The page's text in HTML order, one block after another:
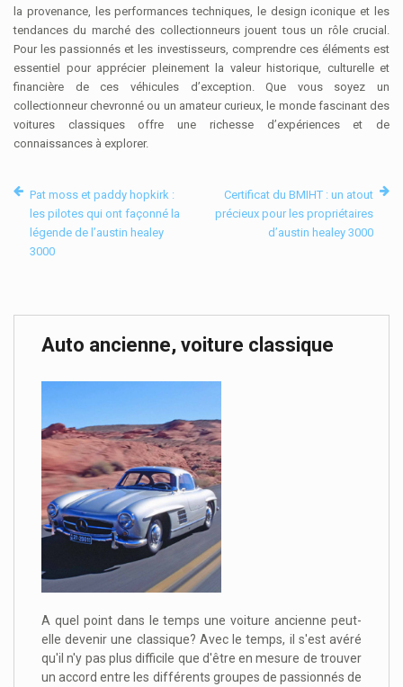
la provenance, les performances techniques, le design iconique et les
tendances du marché des collectionneurs jouent tous un rôle crucial.
Pour les passionnés et les investisseurs, comprendre ces éléments est
essentiel pour apprécier pleinement la valeur historique, culturelle et
financière de ces véhicules d’exception. Que vous soyez un
collectionneur chevronné ou un amateur curieux, le monde fascinant des
voitures classiques offre une richesse d’expériences et de
connaissances à explorer.
Pat moss et paddy hopkirk :
les pilotes qui ont façonné la
légende de l’austin healey
3000
Certificat du BMIHT : un atout
précieux pour les propriétaires
d’austin healey 3000
Auto ancienne, voiture classique
A quel point dans le temps une voiture ancienne peut-
elle devenir une classique? Avec le temps, il s'est avéré
qu'il n'y pas plus difficile que d'être en mesure de trouver
un accord entre les différents groupes de passionnés de